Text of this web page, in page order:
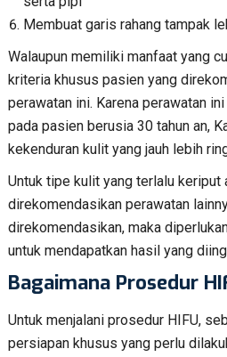
Membuat garis rahang tampak
Walaupun memiliki manfaat yang
kriteria khusus pasien yang
perawatan ini. Karena perawatan
pada pasien berusia 30 tahun an,
kekenduran kulit yang jauh lebih
Untuk tipe kulit yang terlalu keriput
direkomendasikan perawatan
direkomendasikan, maka
untuk mendapatkan hasil yang
Bagaimana Prosedur
Untuk menjalani prosedur HIFU,
persiapan khusus yang perlu